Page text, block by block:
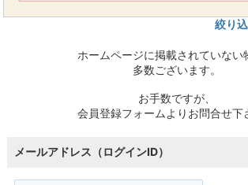
絞り
ホームページに掲載されていない
多数ございます。
お手数ですが、
会員登録フォームよりお問合せ下
メールアドレス（ログインID）